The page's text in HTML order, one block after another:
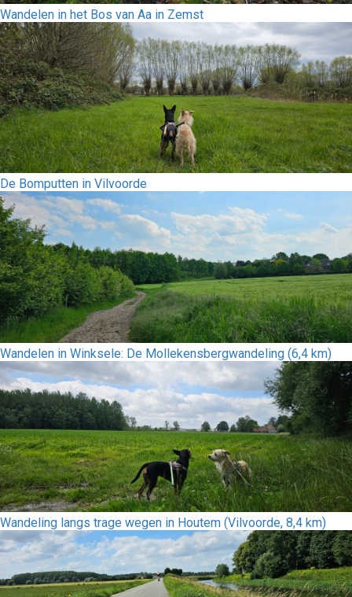
Wandelen in het Bos van Aa in Zemst
De Bomputten in Vilvoorde
Wandelen in Winksele: De Mollekensbergwandeling (6,4 km)
Wandeling langs trage wegen in Houtem (Vilvoorde, 8,4 km)